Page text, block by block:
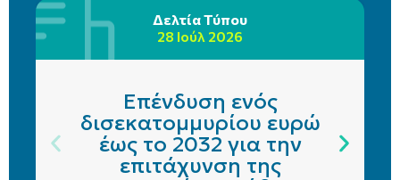
Δελτία Τύπου
28 Ιούλ 2026
Επένδυση ενός
δισεκατομμυρίου ευρώ
έως το 2032 για την
επιτάχυνση της